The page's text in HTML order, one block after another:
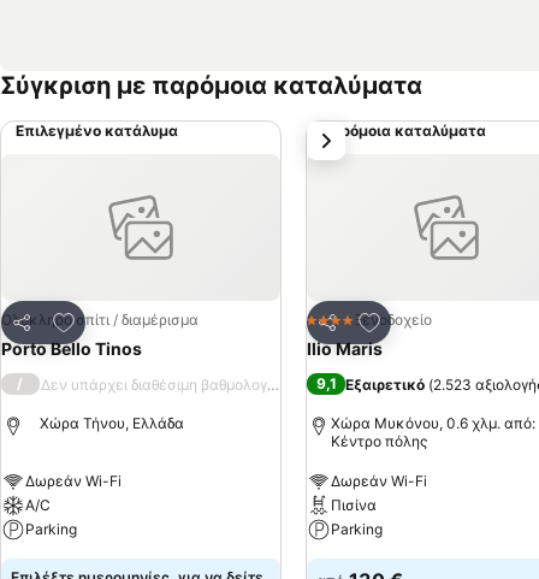
Σύγκριση με παρόμοια καταλύματα
Επιλεγμένο κατάλυμα
Κοινοποίηση
Προσθήκη στα αγαπημένα
Ολόκληρο σπίτι / διαμέρισμα
Porto Bello Tinos
/ Δεν υπάρχει διαθέσιμη βαθμολογία
Χώρα Τήνου, Ελλάδα
Δωρεάν Wi-Fi
A/C
Parking
Παρόμοια καταλύματα
Κοινοποίηση
Προσθήκη στα
4 ΑστέριαΞενοδοχείο
Ilio Maris
9,1 Εξαιρετικό (2.523
Χώρα Μυκόνου, 0.6 χλμ. από:
Κέντρο πόλης
Δωρεάν Wi-Fi
Πισίνα
Parking
επόμενο